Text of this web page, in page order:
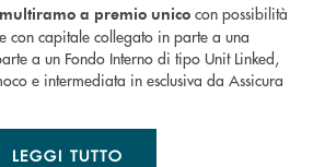
a premio unico con possibilità
con capitale collegato in parte a una
a un Fondo Interno di tipo Unit Linked,
e intermediata in esclusiva da Assicura
LEGGI TUTTO